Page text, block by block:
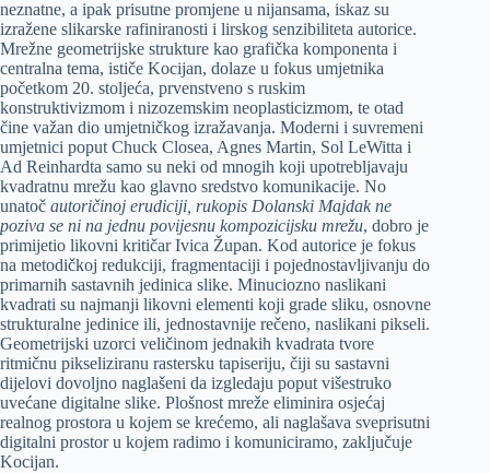
neznatne, a ipak prisutne promjene u nijansama, iskaz su
izražene slikarske rafiniranosti i lirskog senzibiliteta autorice.
Mrežne geometrijske strukture kao grafička komponenta i
centralna tema, ističe Kocijan, dolaze u fokus umjetnika
početkom 20. stoljeća, prvenstveno s ruskim
konstruktivizmom i nizozemskim neoplasticizmom, te otad
čine važan dio umjetničkog izražavanja. Moderni i suvremeni
umjetnici poput Chuck Closea, Agnes Martin, Sol LeWitta i
Ad Reinhardta samo su neki od mnogih koji upotrebljavaju
kvadratnu mrežu kao glavno sredstvo komunikacije. No
unatoč autoričinoj erudiciji, rukopis Dolanski Majdak ne
poziva se ni na jednu povijesnu kompozicijsku mrežu, dobro je
primijetio likovni kritičar Ivica Župan. Kod autorice je fokus
na metodičkoj redukciji, fragmentaciji i pojednostavljivanju do
primarnih sastavnih jedinica slike. Minuciozno naslikani
kvadrati su najmanji likovni elementi koji grade sliku, osnovne
strukturalne jedinice ili, jednostavnije rečeno, naslikani pikseli.
Geometrijski uzorci veličinom jednakih kvadrata tvore
ritmičnu pikseliziranu rastersku tapiseriju, čiji su sastavni
dijelovi dovoljno naglašeni da izgledaju poput višestruko
uvećane digitalne slike. Plošnost mreže eliminira osjećaj
realnog prostora u kojem se krećemo, ali naglašava sveprisutni
digitalni prostor u kojem radimo i komuniciramo, zaključuje
Kocijan.